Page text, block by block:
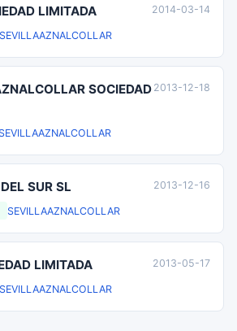
LIMITADA
SEVILLAAZNALCOLLAR
2014-03-14
SOCIEDAD
SEVILLAAZNALCOLLAR
2013-12-18
SUR SL
SEVILLAAZNALCOLLAR
2013-12-16
LIMITADA
SEVILLAAZNALCOLLAR
2013-05-17